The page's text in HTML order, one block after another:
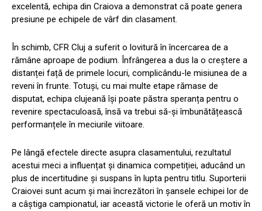
excelentă, echipa din Craiova a demonstrat că poate genera
presiune pe echipele de vârf din clasament.
În schimb, CFR Cluj a suferit o lovitură în încercarea de a
rămâne aproape de podium. Înfrângerea a dus la o creștere a
distanței față de primele locuri, complicându-le misiunea de a
reveni în frunte. Totuși, cu mai multe etape rămase de
disputat, echipa clujeană își poate păstra speranța pentru o
revenire spectaculoasă, însă va trebui să-și îmbunătățească
performanțele în meciurile viitoare.
Pe lângă efectele directe asupra clasamentului, rezultatul
acestui meci a influențat și dinamica competiției, aducând un
plus de incertitudine și suspans în lupta pentru titlu. Suporterii
Craiovei sunt acum și mai încrezători în șansele echipei lor de
a câștiga campionatul, iar această victorie le oferă un motiv în